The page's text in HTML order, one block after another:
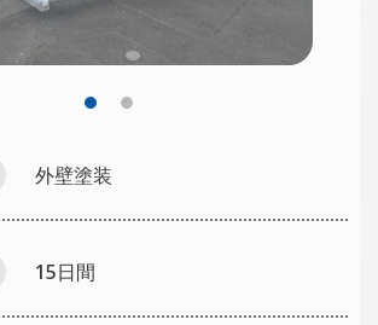
外壁塗装
15日間